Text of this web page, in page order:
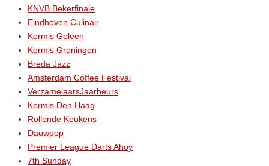
KNVB Bekerfinale
Eindhoven Culinair
Kermis Geleen
Kermis Groningen
Breda Jazz
Amsterdam Coffee Festival
VerzamelaarsJaarbeurs
Kermis Den Haag
Rollende Keukens
Dauwpop
Premier League Darts Ahoy
7th Sunday